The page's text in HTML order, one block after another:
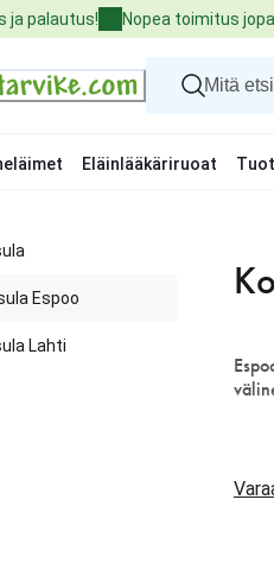
ja palautus! Nopea toimitus
Eläinlääkäriruoat
Espoo
Lahti